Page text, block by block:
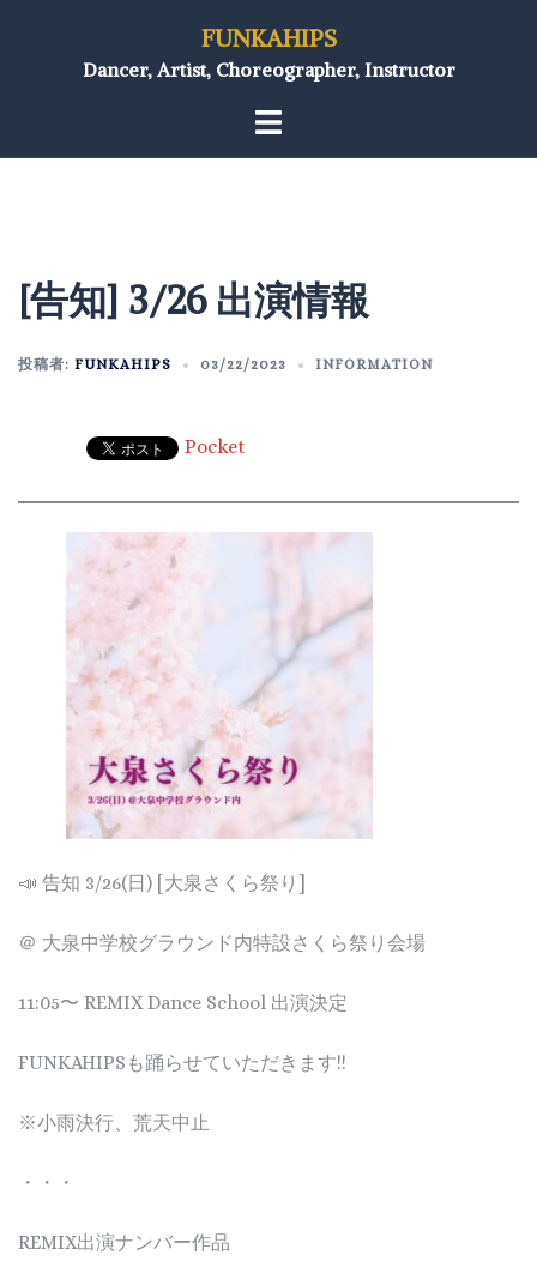
FUNKAHIPS
Dancer, Artist, Choreographer, Instructor
[告知] 3/26 出演情報
投稿者: FUNKAHIPS 03/22/2023 INFORMATION
Pocket
📣 告知 3/26(日) [大泉さくら祭り]
＠ 大泉中学校グラウンド内特設さくら祭り会場
11:05〜 REMIX Dance School 出演決定
FUNKAHIPSも踊らせていただきます!!
※小雨決行、荒天中止
・・・
REMIX出演ナンバー作品